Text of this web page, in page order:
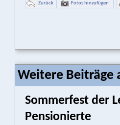
Zurück Fotos hinzufügen
Weitere Beiträge
Sommerfest der
Pensionierte